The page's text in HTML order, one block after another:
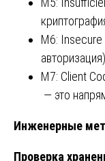
M6:
авторизация).
M7: Client
— это
Инженерные
Проверка